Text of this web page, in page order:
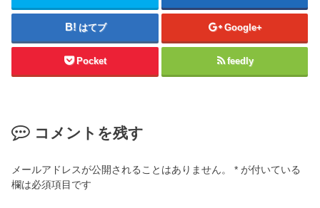
はてブ Google+
Pocket feedly
コメントを残す
メールアドレスが公開されることはありません。 * が付いている
欄は必須項目です